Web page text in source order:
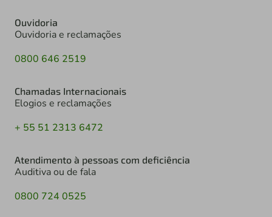
Ouvidoria
Ouvidoria e reclamações
0800 646 2519
Chamadas Internacionais
Elogios e reclamações
+ 55 51 2313 6472
Atendimento à pessoas com deficiência
Auditiva ou de fala
0800 724 0525